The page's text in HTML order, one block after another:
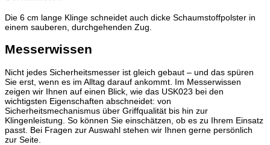
Die 6 cm lange Klinge schneidet auch dicke Schaumstoffpolster in
einem sauberen, durchgehenden Zug.
Messerwissen
Nicht jedes Sicherheitsmesser ist gleich gebaut – und das spüren
Sie erst, wenn es im Alltag darauf ankommt. Im Messerwissen
zeigen wir Ihnen auf einen Blick, wie das USK023 bei den
wichtigsten Eigenschaften abschneidet: von
Sicherheitsmechanismus über Griffqualität bis hin zur
Klingenleistung. So können Sie einschätzen, ob es zu Ihrem Einsatz
passt. Bei Fragen zur Auswahl stehen wir Ihnen gerne persönlich
zur Seite.